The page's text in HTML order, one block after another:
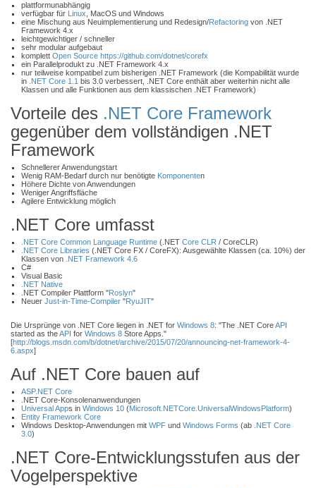
plattformunabhängig
verfügbar für Linux , MacOS und Windows
eine Mischung aus Neuimplementierung und Redesign/Refactoring von .NET
Framework 4.x
leichtgewichtiger / schneller
sehr modular aufgebaut
komplett Open Source https://github.com/dotnet/corefx
ein Parallelprodukt zu .NET Framework 4.x
nur teilweise kompatibel zum bisherigen .NET Framework (die Kompabilität wurde
in .NET Core 1.1 bis 3.0 verbessert, .NET Core enthält aber weiterhin nicht alle
Klassen und alle Funktionen aus dem klassischen .NET Framework)
Vorteile des .NET Core Framework
gegenüber dem vollständigen .NET
Framework
Schnellerer Anwendungstart
Wenig RAM-Bedarf durch nur benötigte Komponenten
Höhere Dichte von Anwendungen
Weniger Angriffsfläche
Agilere Entwicklung möglich
.NET Core umfasst
.NET Core Common Language Runtime (.NET Core CLR / CoreCLR)
.NET Core Libraries (.NET Core FX / CoreFX): Ausgewählte Klassen (ca. 10%) der
Klassen von .NET Framework 4.6
C#
Visual Basic
.NET Native
.NET Compiler Plattform "Roslyn"
Neuer Just-in-Time-Compiler "RyuJIT"
Die Ursprünge von .NET Core liegen in .NET for Windows 8: "The .NET CoreAPI
started as theAPI for Windows 8 Store Apps."
[http://blogs.msdn.com/b/dotnet/archive/2015/07/20/announcing-net-framework-4-
6.aspx]
Auf .NET Core bauen auf
ASP.NET Core
.NET Core-Konsolenanwendungen
Universal Apps in Windows 10 (Microsoft.NETCore.UniversalWindowsPlatform)
Entity Framework Core
Windows Desktop-Anwendungen mit WPF und Windows Forms (ab .NET Core
3.0)
.NET Core-Entwicklungsstufen aus der
Vogelperspektive